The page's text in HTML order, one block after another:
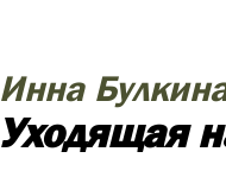
Инна
Уходящая